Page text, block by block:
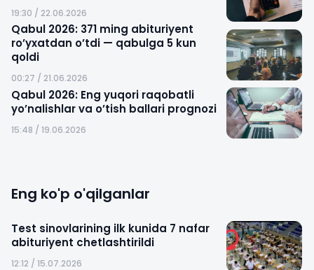
19:30 / 22.06.2026
Qabul 2026: 371 ming abituriyent
ro’yxatdan o’tdi — qabulga 5 kun
qoldi
00:27 / 21.06.2026
Qabul 2026: Eng yuqori raqobatli
yo’nalishlar va o’tish ballari prognozi
15:48 / 19.06.2026
Eng ko'p o'qilganlar
Test sinovlarining ilk kunida 7 nafar
abituriyent chetlashtirildi
12:12 / 15.07.2026